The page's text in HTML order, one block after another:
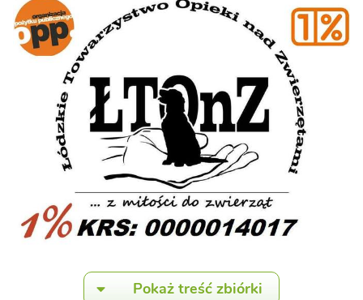
Pokaż treść zbiórki